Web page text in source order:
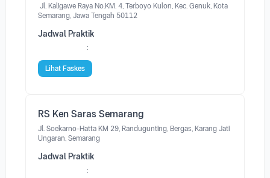
Jl. Kaligawe Raya No.KM. 4, Terboyo Kulon, Kec. Genuk, Kota
Semarang, Jawa Tengah 50112
Jadwal Praktik
:
Lihat Faskes
RS Ken Saras Semarang
Jl. Soekarno-Hatta KM 29, Randugunting, Bergas, Karang Jati
Ungaran, Semarang
Jadwal Praktik
: